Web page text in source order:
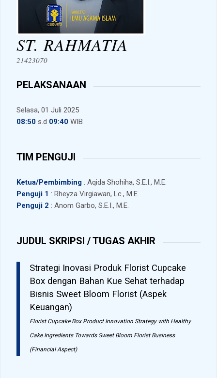
ST. RAHMATIA
21423070
PELAKSANAAN
Selasa, 01 Juli 2025
08:50s.d 09:40WIB
TIM PENGUJI
Ketua/Pembimbing: Aqida Shohiha, S.E.I., M.E.
Penguji 1 : Rheyza Virgiawan, Lc., M.E.
Penguji 2 : Anom Garbo, S.E.I., M.E.
JUDUL SKRIPSI / TUGAS AKHIR
Strategi Inovasi Produk Florist Cupcake
Box dengan Bahan Kue Sehat terhadap
Bisnis Sweet Bloom Florist (Aspek
Keuangan)
Florist Cupcake Box Product Innovation Strategy with Healthy
Cake Ingredients Towards Sweet Bloom Florist Business
(Financial Aspect)